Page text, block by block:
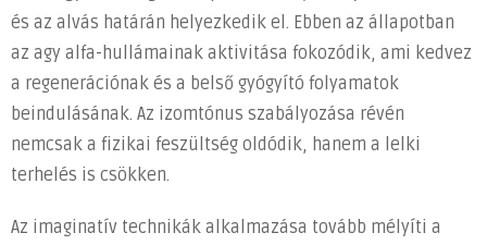
és az alvás határán helyezkedik el. Ebben az állapotban
az agy alfa-hullámainak aktivitása fokozódik, ami kedvez
a regenerációnak és a belső gyógyító folyamatok
beindulásának. Az izomtónus szabályozása révén
nemcsak a fizikai feszültség oldódik, hanem a lelki
terhelés is csökken.
Az imaginatív technikák alkalmazása tovább mélyíti a